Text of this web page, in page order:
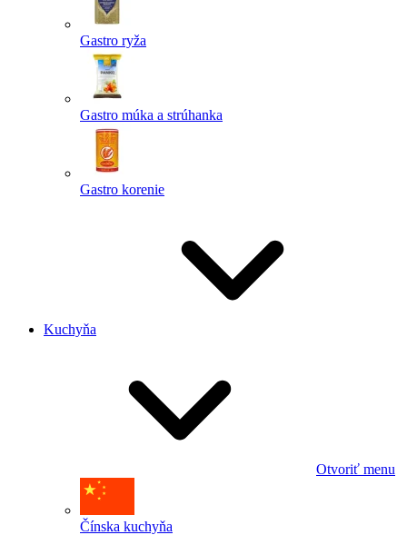
Gastro ryža
Gastro múka a strúhanka
Gastro korenie
Kuchyňa
Otvoriť menu
Čínska kuchyňa